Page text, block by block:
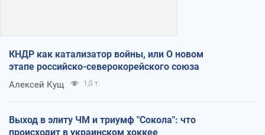
КНДР как катализатор войны, или О новом
этапе российско-северокорейского союза
Алексей Кущ 1,0 т.
Выход в элиту ЧМ и триумф "Сокола": что
происходит в украинском хоккее